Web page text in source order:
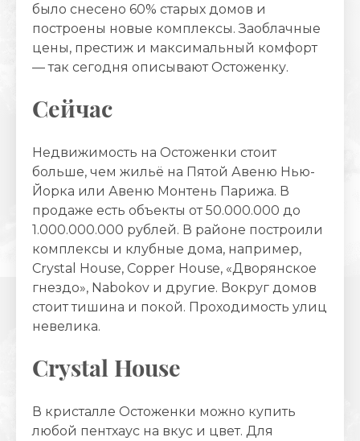
было снесено 60% старых домов и
построены новые комплексы. Заоблачные
цены, престиж и максимальный комфорт
— так сегодня описывают Остоженку.
Сейчас
Недвижимость на Остоженки стоит
больше, чем жильё на Пятой Авеню Нью-
Йорка или Авеню Монтень Парижа. В
продаже есть объекты от 50.000.000 до
1.000.000.000 рублей. В районе построили
комплексы и клубные дома, например,
Crystal House, Сopper House, «Дворянское
гнездо», Nabokov и другие. Вокруг домов
стоит тишина и покой. Проходимость улиц
невелика.
Crystal House
В кристалле Остоженки можно купить
любой пентхаус на вкус и цвет. Для